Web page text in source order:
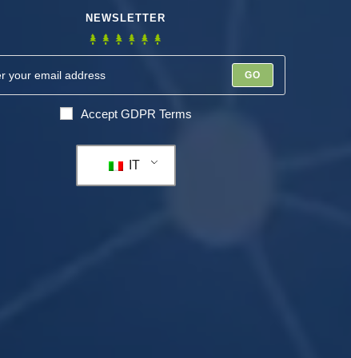
NEWSLETTER
GO
Accept GDPR Terms
IT